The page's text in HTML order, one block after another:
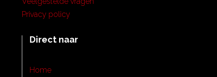
Privacy policy
Direct naar
Home